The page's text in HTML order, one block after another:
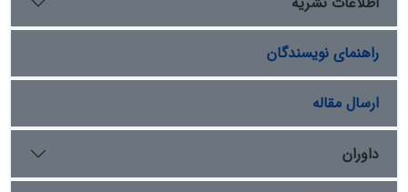
ضریب اثر تثبیت­کنندگی (21/0) اختلاف معنی­داری با سایر مالچ­
ها از خود نشان داد. در تپة مالچ­پاشی­شده با مالچ بیولوژیک،
به­دلیل تشکیل سلة محکم در مقابل فرسایش، برداشت ماسه
تقریباً متوقف شده و تپه کاملاً تثبیت شده است. از بین مالچ­
های مورد بررسی، تنها مالچ بیولوژیک کارایی مناسب­تری داشت.
راهنمای نویسندگان
ارسال مقاله
داوران